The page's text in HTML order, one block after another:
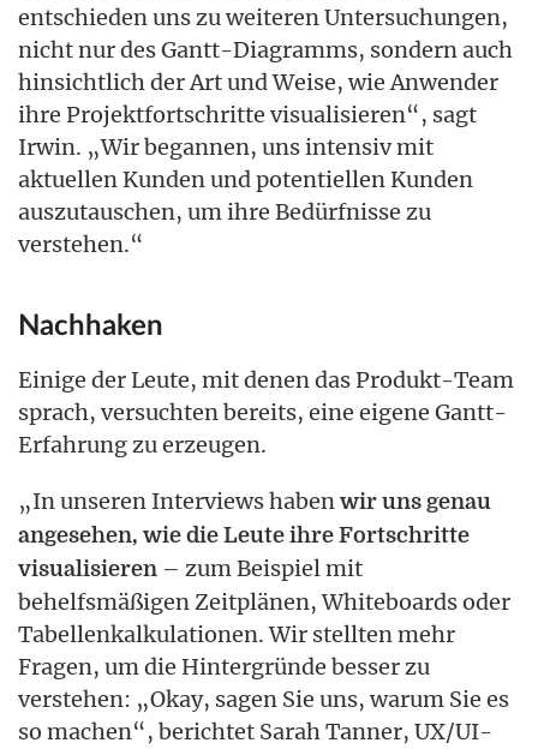
entschieden uns zu weiteren Untersuchungen,
nicht nur des Gantt-Diagramms, sondern auch
hinsichtlich der Art und Weise, wie Anwender
ihre Projektfortschritte visualisieren“, sagt
Irwin. „Wir begannen, uns intensiv mit
aktuellen Kunden und potentiellen Kunden
auszutauschen, um ihre Bedürfnisse zu
verstehen.“
Nachhaken
Einige der Leute, mit denen das Produkt-Team
sprach, versuchten bereits, eine eigene Gantt-
Erfahrung zu erzeugen.
„In unseren Interviews haben wir uns genau
angesehen, wie die Leute ihre Fortschritte
visualisieren – zum Beispiel mit
behelfsmäßigen Zeitplänen, Whiteboards oder
Tabellenkalkulationen. Wir stellten mehr
Fragen, um die Hintergründe besser zu
verstehen: „Okay, sagen Sie uns, warum Sie es
so machen“, berichtet Sarah Tanner, UX/UI-